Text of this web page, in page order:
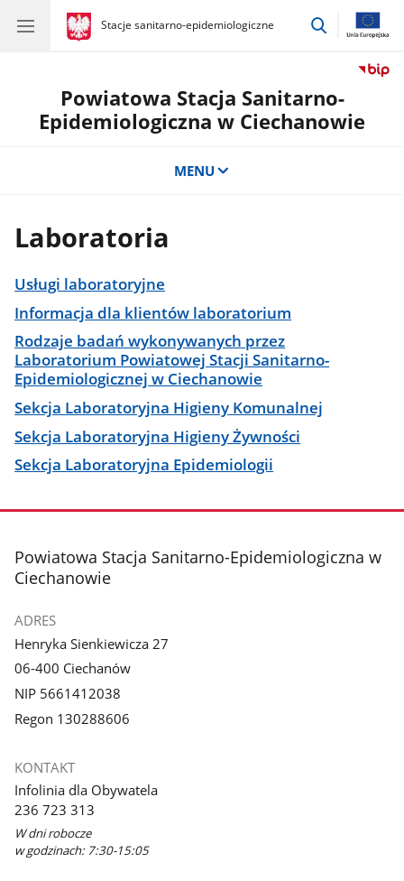
gov.pl
Stacje sanitarno-epidemiologiczne
gov.pl
Stacje
przejdź
Powiatowa Stacja Sanitarno-
Epidemiologiczna w Ciechanowie
MENU
Laboratoria
Usługi laboratoryjne
Informacja dla klientów laboratorium
Rodzaje badań wykonywanych przez
Laboratorium Powiatowej Stacji Sanitarno-
Epidemiologicznej w Ciechanowie
Sekcja Laboratoryjna Higieny Komunalnej
Sekcja Laboratoryjna Higieny Żywności
Sekcja Laboratoryjna Epidemiologii
stopka
Powiatowa Stacja Sanitarno-Epidemiologiczna w
Ciechanowie
ADRES
Henryka Sienkiewicza 27
06-400 Ciechanów
NIP 5661412038
Regon 130288606
KONTAKT
Infolinia dla Obywatela
236 723 313
W dni robocze
w godzinach: 7:30-15:05